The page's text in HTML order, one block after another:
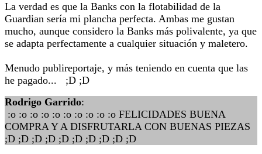
La verdad es que la Banks con la flotabilidad de la
Guardian sería mi plancha perfecta. Ambas me gustan
mucho, aunque considero la Banks más polivalente, ya que
se adapta perfectamente a cualquier situación y maletero.
Menudo publireportaje, y más teniendo en cuenta que las
he pagado... ;D ;D
Rodrigo Garrido:
:o :o :o :o :o :o :o :o :o :o FELICIDADES BUENA
COMPRA Y A DISFRUTARLA CON BUENAS PIEZAS
;D ;D ;D ;D ;D ;D ;D ;D ;D ;D